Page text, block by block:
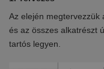
Az elején megtervezzük
és az összes alkatrészt
tartós legyen.